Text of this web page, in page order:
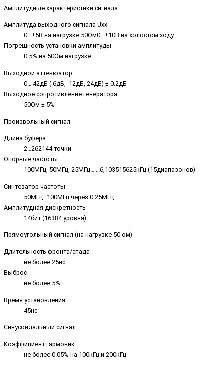
Амплитудные характеристики сигнала
Амплитуда выходного сигнала Uxx
0...±5В на нагрузке 50Ом0...±10В на холостом ходу
Погрешность установки амплитуды
0.5% на 50Ом нагрузке
Выходной аттенюатор
0…-42дБ (-6дБ, -12дБ,-24дБ) ± 0.2дБ
Выходное сопротивление генератора
50Ом ± 5%
Произвольный сигнал
Длина буфера
2…262144 точки
Опорные частоты
100МГц, 50МГц, 25МГц… …6,103515625кГц (15диапазонов)
Синтезатор частоты
50МГц…100МГц через 0.25МГц
Амплитудная дискретность
14бит (16384 уровня)
Прямоугольный сигнал (на нагрузке 50 ом)
Длительность фронта/спада
не более 25нс
Выброс
не более 5%
Время установления
45нс
Синусоидальный сигнал
Коэффициент гармоник
не более 0.05% на 100кГц и 200кГц